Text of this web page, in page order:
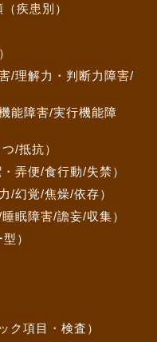
疾患別）
/理解力・判断力障害/
能障害/実行機能障
/抵抗）
弄便/食行動/失禁）
/幻覚/焦燥/依存）
眠障害/譫妄/収集）
）
ク項目・検査）